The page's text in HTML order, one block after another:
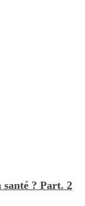
santé ? Part. 2